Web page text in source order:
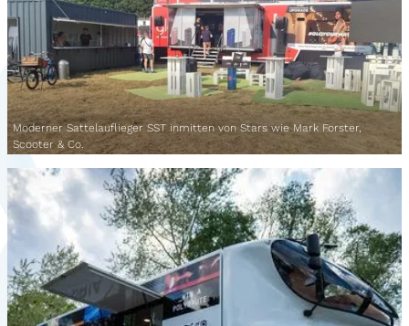
Moderner Sattelauflieger SST inmitten von Stars wie Mark Forster,
Scooter & Co.